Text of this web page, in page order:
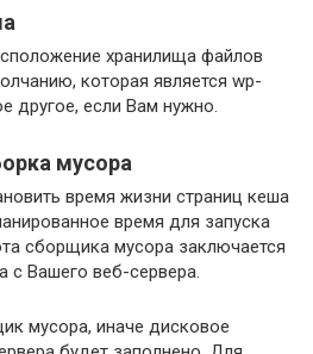
хранилища файлов
которая является wp-
другое, если Вам нужно.
мусора
время жизни страниц кеша
время для запуска
сборщика мусора заключается
с Вашего веб-сервера.
мусора, иначе дисковое